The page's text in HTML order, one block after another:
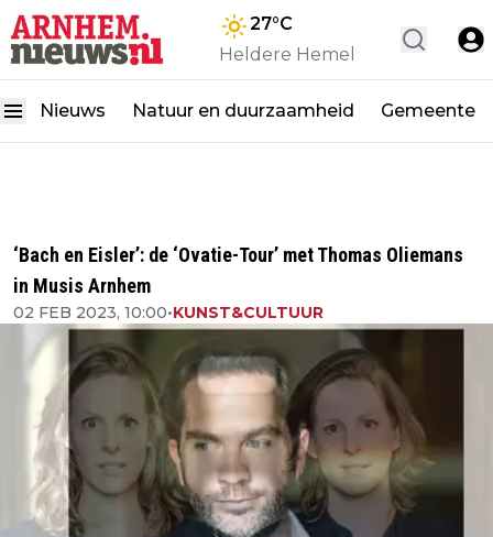
27°C
Heldere Hemel
Nieuws Natuur en duurzaamheid Gemeente
‘Bach en Eisler’: de ‘Ovatie-Tour’ met Thomas Oliemans
in Musis Arnhem
02 FEB 2023, 10:00•KUNST&CULTUUR